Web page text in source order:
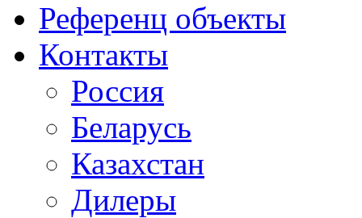
Референц объекты
Контакты
Россия
Беларусь
Казахстан
Дилеры